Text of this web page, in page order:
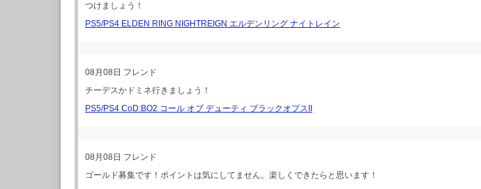
つけましょう！
PS5/PS4 ELDEN RING NIGHTREIGN エルデンリング ナイトレイン
08月08日 フレンド
チーデスかドミネ行きましょう！
PS5/PS4 CoD:BO2 コール オブ デューティ ブラックオプスII
08月08日 フレンド
ゴールド募集です！ポイントは気にしてません。楽しくできたらと思います！